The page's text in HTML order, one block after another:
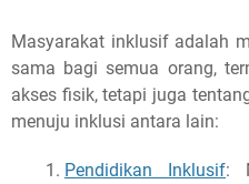
Masyarakat inklusif adalah
sama bagi semua orang,
akses fisik, tetapi juga
menuju inklusi antara lain:
Pendidikan Inklusif: